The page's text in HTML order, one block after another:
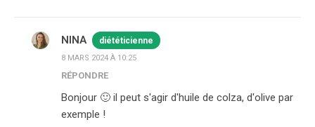
NINA diététicienne
8 MARS 2024 À 10:25
RÉPONDRE
Bonjour 🙂 il peut s'agir d'huile de colza, d'olive par
exemple !